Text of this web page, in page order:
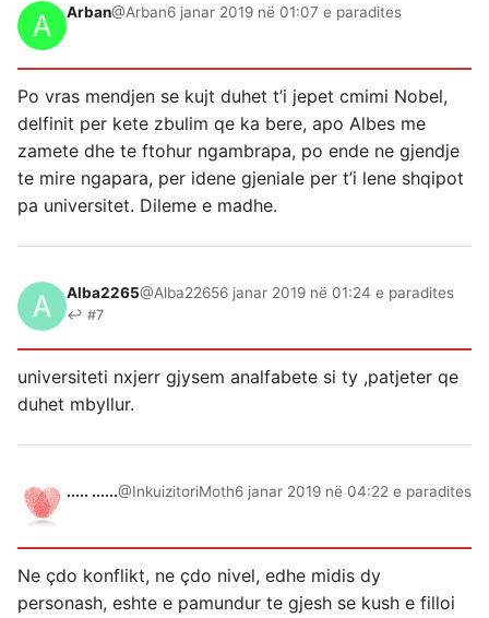
Arban@Arban6 janar 2019 në 01:07 e paradites
Po vras mendjen se kujt duhet t’i jepet cmimi Nobel,
delfinit per kete zbulim qe ka bere, apo Albes me
zamete dhe te ftohur ngambrapa, po ende ne gjendje
te mire ngapara, per idene gjeniale per t’i lene shqipot
pa universitet. Dileme e madhe.
Alba2265@Alba22656 janar 2019 në 01:24 e paradites
↩ #7
universiteti nxjerr gjysem analfabete si ty ,patjeter qe
duhet mbyllur.
..... ......@InkuizitoriMoth6 janar 2019 në 04:22 e paradites
Ne çdo konflikt, ne çdo nivel, edhe midis dy
personash, eshte e pamundur te gjesh se kush e filloi